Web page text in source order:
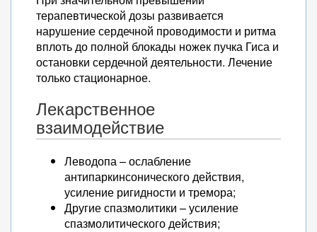
терапевтической дозы развивается
нарушение сердечной проводимости и ритма
вплоть до полной блокады ножек пучка Гиса и
остановки сердечной деятельности. Лечение
только стационарное.
Лекарственное
взаимодействие
Леводопа – ослабление
антипаркинсонического действия,
усиление ригидности и тремора;
Другие спазмолитики – усиление
спазмолитического действия;